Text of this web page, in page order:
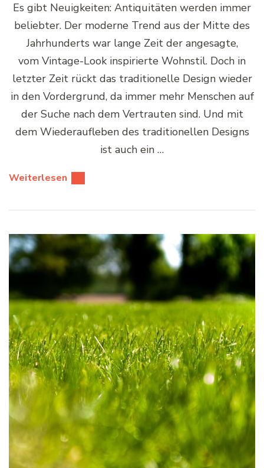
Es gibt Neuigkeiten: Antiquitäten werden immer
beliebter. Der moderne Trend aus der Mitte des
Jahrhunderts war lange Zeit der angesagte,
vom Vintage-Look inspirierte Wohnstil. Doch in
letzter Zeit rückt das traditionelle Design wieder
in den Vordergrund, da immer mehr Menschen auf
der Suche nach dem Vertrauten sind. Und mit
dem Wiederaufleben des traditionellen Designs
ist auch ein …
Weiterlesen